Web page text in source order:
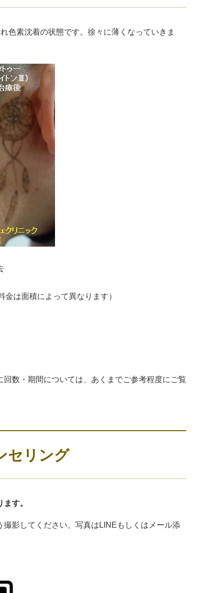
色素沈着の状態です。徐々に薄くなっていきま
は面積によって異なります）
数・期間については、あくまでご参考程度にご覧
セリング
す。
影してください。写真はLINEもしくはメール添